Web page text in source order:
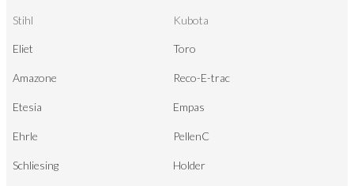
Stihl Kubota
Eliet Toro
Amazone Reco-E-trac
Etesia Empas
Ehrle PellenC
Schliesing Holder